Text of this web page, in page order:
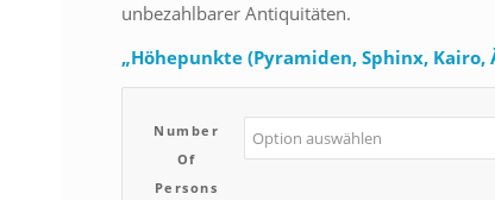
unbezahlbarer Antiquitäten.
„Höhepunkte (Pyramiden, Sphinx, Kairo,
Number
Of
Persons